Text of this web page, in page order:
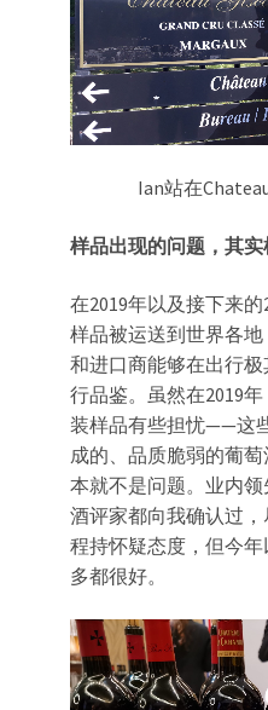
Ian站在
样品出现的问题，其
在2019年以及接下来
样品被运送到世界各
和进口商能够在出行
行品鉴。虽然在2019
装样品有些担忧——这
成的、品质脆弱的葡
本就不是问题。业内
酒评家都向我确认过
程持怀疑态度，但今
多都很好。